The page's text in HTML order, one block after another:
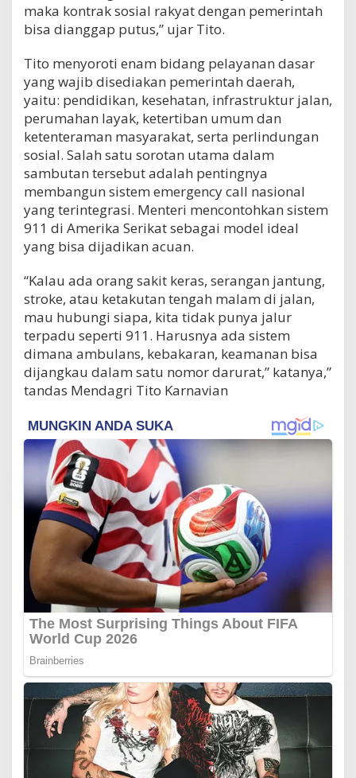
maka kontrak sosial rakyat dengan pemerintah
bisa dianggap putus,” ujar Tito.
Tito menyoroti enam bidang pelayanan dasar
yang wajib disediakan pemerintah daerah,
yaitu: pendidikan, kesehatan, infrastruktur jalan,
perumahan layak, ketertiban umum dan
ketenteraman masyarakat, serta perlindungan
sosial. Salah satu sorotan utama dalam
sambutan tersebut adalah pentingnya
membangun sistem emergency call nasional
yang terintegrasi. Menteri mencontohkan sistem
911 di Amerika Serikat sebagai model ideal
yang bisa dijadikan acuan.
“Kalau ada orang sakit keras, serangan jantung,
stroke, atau ketakutan tengah malam di jalan,
mau hubungi siapa, kita tidak punya jalur
terpadu seperti 911. Harusnya ada sistem
dimana ambulans, kebakaran, keamanan bisa
dijangkau dalam satu nomor darurat,” katanya,”
tandas Mendagri Tito Karnavian